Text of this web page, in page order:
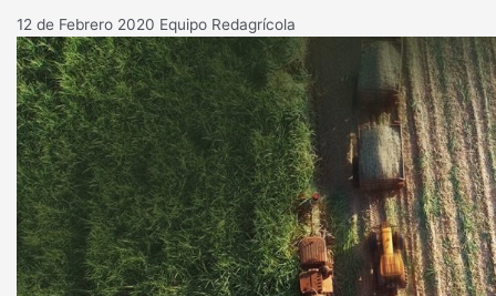
12 de Febrero 2020 Equipo Redagrícola